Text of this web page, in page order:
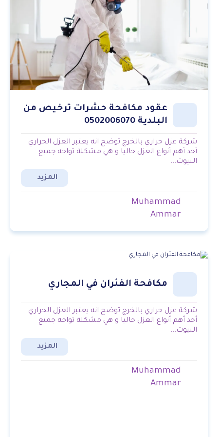
عقود مكافحة حشرات ترخيص من
البلدية 0502006070
شركة عزل حراري بالخرج توضح انه يعتبر العزل الحراري
أحد أهم أنواع العزل حاليا و هي مشكلة تواجه جميع
البيوت...
المزيد
Muhammad
Ammar
مكافحة الفئران في المجاري
شركة عزل حراري بالخرج توضح انه يعتبر العزل الحراري
أحد أهم أنواع العزل حاليا و هي مشكلة تواجه جميع
البيوت...
المزيد
Muhammad
Ammar